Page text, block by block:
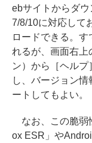
ebサイトからダ
7/8/10に対応して
ロードできる。
れるが、画面右上
ン）から［ヘル
し、バージョン
ートしてもよい。
なお、この脆弱
ox ESR」や